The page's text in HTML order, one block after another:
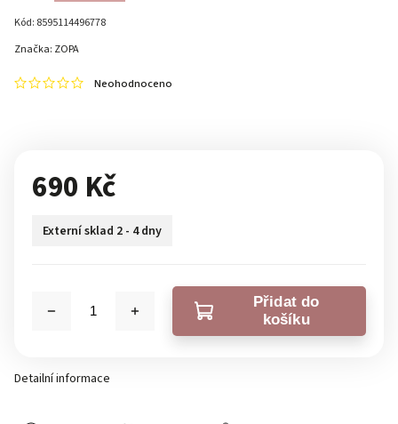
Kód: 8595114496778
Neohodnoceno
Značka: ZOPA
690 Kč
Externí sklad 2 - 4 dny
Přidat do
košíku
Detailní informace